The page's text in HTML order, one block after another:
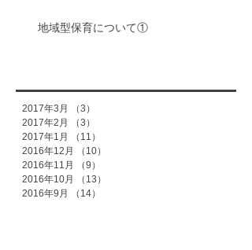
地域型保育について①
2017年3月 （3）
2017年2月
（3）
2017年1月
（11）
2016年12月
（10）
2016年11月
（9）
2016年10月
（13）
2016年9月
（14）